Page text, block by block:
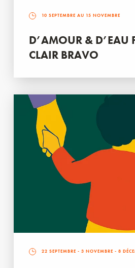
10 SEPTEMBRE AU 15 NOVEMBRE
D’AMOUR & D’EAU
CLAIR BRAVO
22 SEPTEMBRE - 3 NOVEMBRE - 8